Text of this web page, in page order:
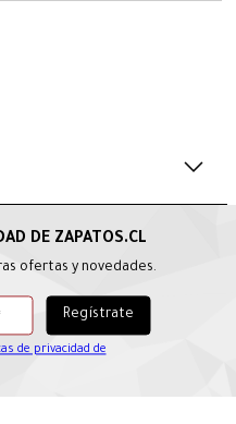
ofertas y novedades.
de privacidad de